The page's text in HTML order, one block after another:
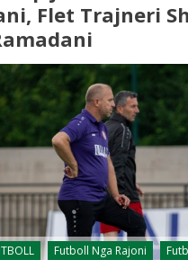
Flet Trajneri
Futboll Nga Rajoni